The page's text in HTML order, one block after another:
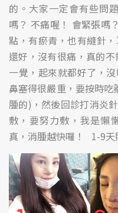
的。大家一定會有些問
嗎？ 不痛喔！ 會緊張嗎
點，有瘀青，也有縫針
還好，沒有很痛，真的
一覺，起來就都好了，
鼻塞得很嚴重，要按時
腫的)，然後回診打消炎
敷，要努力敷，我是懶
真，消腫越快囉！ 1-9天